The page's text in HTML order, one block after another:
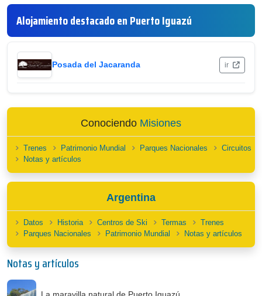
Alojamiento destacado en Puerto Iguazú
Posada del Jacaranda ir
Conociendo Misiones
Trenes Patrimonio Mundial Parques Nacionales
Circuitos
Notas y artículos
Argentina
Datos Historia Centros de Ski Termas
Trenes
Parques Nacionales
Patrimonio Mundial Notas y artículos
Notas y artículos
La maravilla natural de Puerto Iguazú